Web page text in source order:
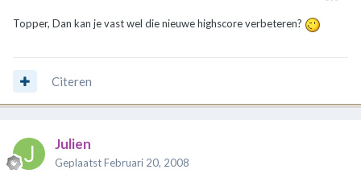
Topper, Dan kan je vast wel die nieuwe highscore verbeteren?
Citeren
Julien
GeplaatstFebruari 20, 2008